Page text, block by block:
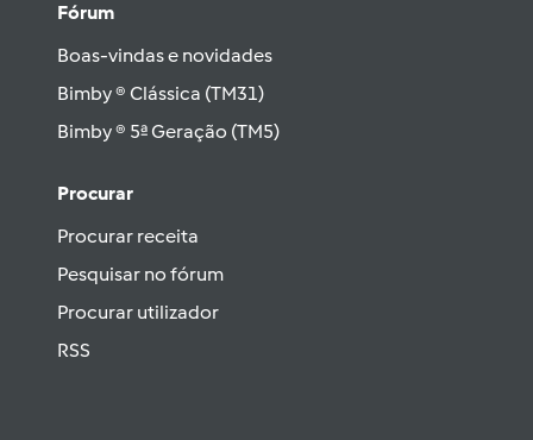
Fórum
Boas-vindas e novidades
Bimby ® Clássica (TM31)
Bimby ® 5ª Geração (TM5)
Procurar
Procurar receita
Pesquisar no fórum
Procurar utilizador
RSS